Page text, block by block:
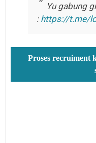
Yu gabung
: https://t.me/
Proses recruiment